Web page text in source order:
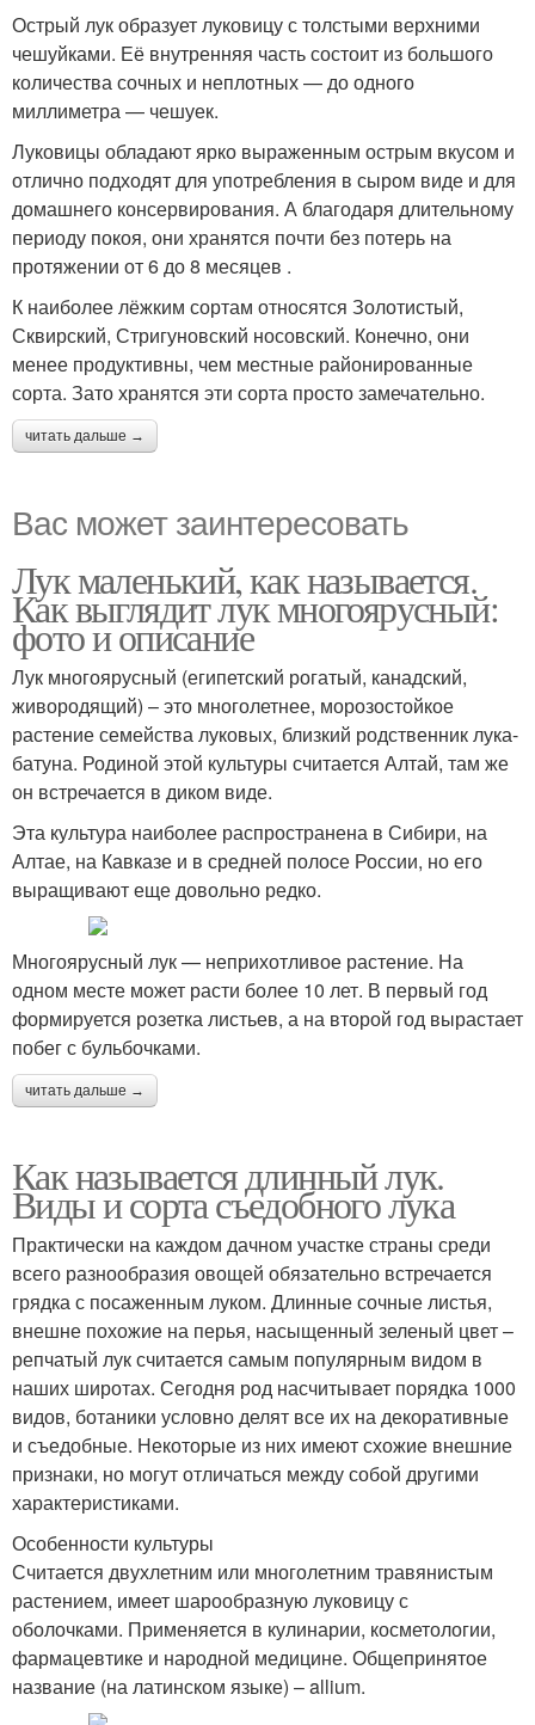
Острый лук образует луковицу с толстыми верхними
чешуйками. Её внутренняя часть состоит из большого
количества сочных и неплотных — до одного
миллиметра — чешуек.
Луковицы обладают ярко выраженным острым вкусом и
отлично подходят для употребления в сыром виде и для
домашнего консервирования. А благодаря длительному
периоду покоя, они хранятся почти без потерь на
протяжении от 6 до 8 месяцев .
К наиболее лёжким сортам относятся Золотистый,
Сквирский, Стригуновский носовский. Конечно, они
менее продуктивны, чем местные районированные
сорта. Зато хранятся эти сорта просто замечательно.
читать дальше →
Вас может заинтересовать
Лук маленький, как называется.
Как выглядит лук многоярусный:
фото и описание
Лук многоярусный (египетский рогатый, канадский,
живородящий) – это многолетнее, морозостойкое
растение семейства луковых, близкий родственник лука-
батуна. Родиной этой культуры считается Алтай, там же
он встречается в диком виде.
Эта культура наиболее распространена в Сибири, на
Алтае, на Кавказе и в средней полосе России, но его
выращивают еще довольно редко.
Многоярусный лук — неприхотливое растение. На
одном месте может расти более 10 лет. В первый год
формируется розетка листьев, а на второй год вырастает
побег с бульбочками.
читать дальше →
Как называется длинный лук.
Виды и сорта съедобного лука
Практически на каждом дачном участке страны среди
всего разнообразия овощей обязательно встречается
грядка с посаженным луком. Длинные сочные листья,
внешне похожие на перья, насыщенный зеленый цвет –
репчатый лук считается самым популярным видом в
наших широтах. Сегодня род насчитывает порядка 1000
видов, ботаники условно делят все их на декоративные
и съедобные. Некоторые из них имеют схожие внешние
признаки, но могут отличаться между собой другими
характеристиками.
Особенности культуры
Считается двухлетним или многолетним травянистым
растением, имеет шарообразную луковицу с
оболочками. Применяется в кулинарии, косметологии,
фармацевтике и народной медицине. Общепринятое
название (на латинском языке) – allium.